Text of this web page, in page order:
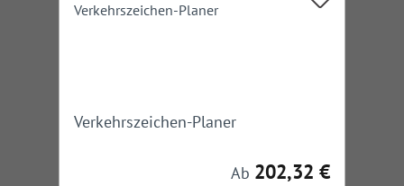
Verkehrszeichen-Planer
Regulärer Preis:
Ab 202,32 €